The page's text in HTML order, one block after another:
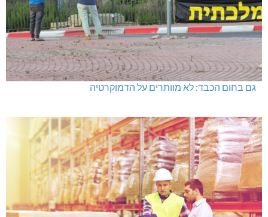
גם בחום הכבד: לא מוותרים על הדמוקרטיה